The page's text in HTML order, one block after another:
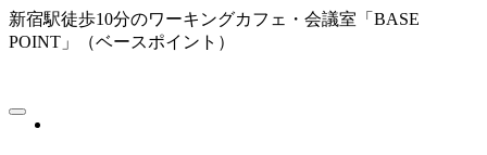
新宿駅徒歩10分のワーキングカフェ・会議室「BASE
POINT」（ベースポイント）